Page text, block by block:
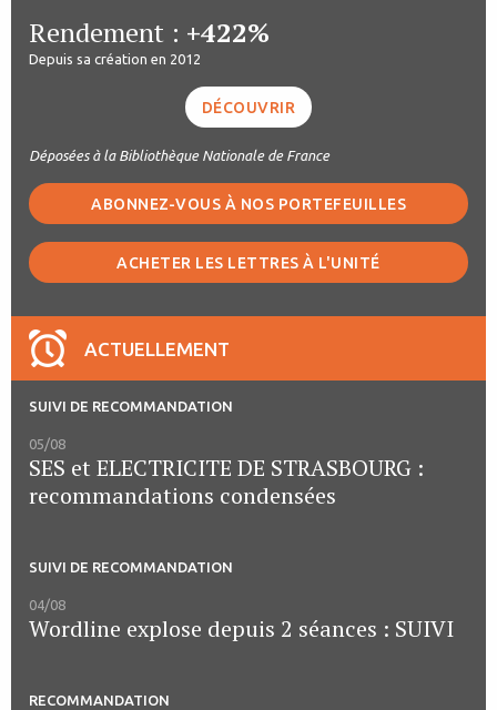
Rendement : +422%
Depuis sa création en 2012
DÉCOUVRIR
Déposées à la Bibliothèque Nationale de France
ABONNEZ-VOUS À NOS PORTEFEUILLES
ACHETER LES LETTRES À L'UNITÉ
ACTUELLEMENT
SUIVI DE RECOMMANDATION
05/08
SES et ELECTRICITE DE STRASBOURG :
recommandations condensées
SUIVI DE RECOMMANDATION
04/08
Wordline explose depuis 2 séances : SUIVI
RECOMMANDATION